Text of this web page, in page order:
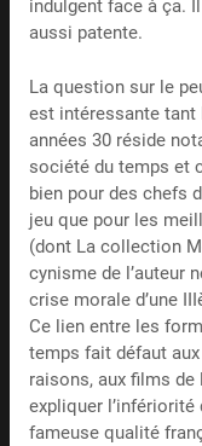
indulgent face à ça.
aussi patente.
La question sur le
est intéressante tant
années 30 réside
société du temps et
bien pour des chefs
jeu que pour les
(dont La collection
cynisme de l’auteur
crise morale d’une
Ce lien entre les
temps fait défaut aux
raisons, aux films de
expliquer
fameuse qualité